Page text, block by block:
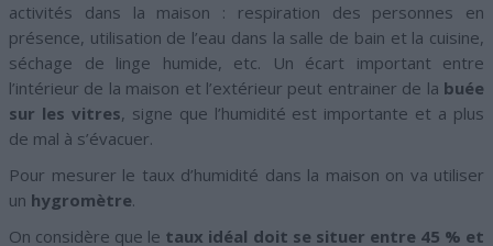
activités dans la maison : respiration des personnes en
présence, utilisation de l’eau dans la salle de bain et la cuisine,
séchage de linge humide, etc. Un écart important entre
l’intérieur de la maison et l’extérieur peut entrainer de la buée
sur les vitres, signe que l’humidité est importante et a plus
de mal à s’évacuer.
Pour mesurer le taux d’humidité dans la maison on va utiliser
un hygromètre.
On considère que le taux idéal doit se situer entre 45 % et